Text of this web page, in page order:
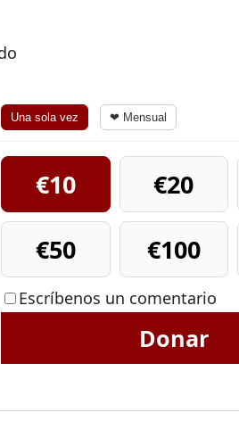
Una sola vez ❤ Mensual
€10 €20
€50
€100
Escríbenos un comentario
Donar